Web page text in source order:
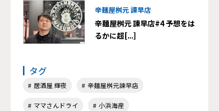
辛麺屋桝元 諫早店
辛麺屋桝元 諫早店#4 予想をは
るかに超[...]
タグ
居酒屋 輝夜 辛麺屋桝元諫早店
ママさんドライ 小浜海産